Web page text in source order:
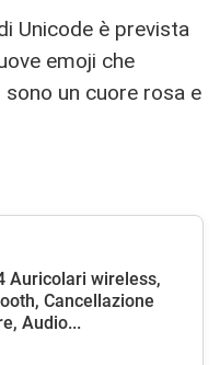
Unicode è prevista
emoji che
un cuore rosa e
Auricolari wireless,
Cancellazione
Audio...